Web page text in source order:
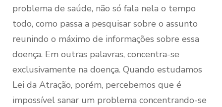
problema de saúde, não só fala nela o tempo
todo, como passa a pesquisar sobre o assunto
reunindo o máximo de informações sobre essa
doença. Em outras palavras, concentra-se
exclusivamente na doença. Quando estudamos
Lei da Atração, porém, percebemos que é
impossível sanar um problema concentrando-se